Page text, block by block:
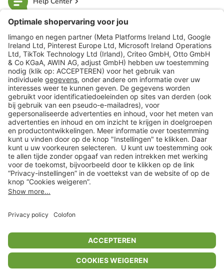
In winkelwagentje voor
limango
Veilig winkelen
Klantenservice
Shop
Acties
limango.de limango.pl